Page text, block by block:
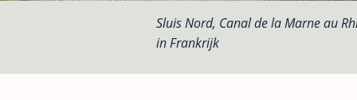
Sluis Nord, Canal de la Marne au
in Frankrijk